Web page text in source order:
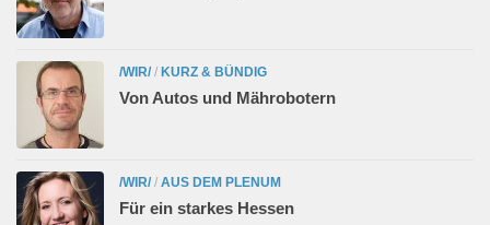
/WIR/ / KURZ & BÜNDIG
Von Autos und Mährobotern
/WIR/ / AUS DEM PLENUM
Für ein starkes Hessen